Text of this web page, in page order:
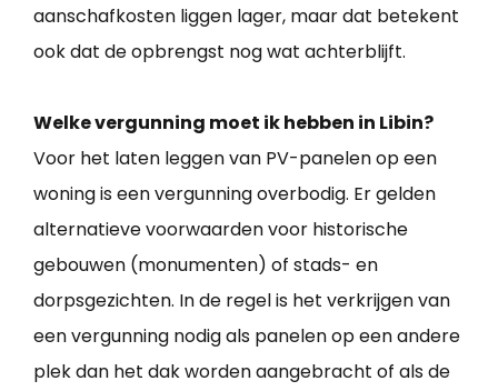
aanschafkosten liggen lager, maar dat betekent
ook dat de opbrengst nog wat achterblijft.
Welke vergunning moet ik hebben in Libin?
Voor het laten leggen van PV-panelen op een
woning is een vergunning overbodig. Er gelden
alternatieve voorwaarden voor historische
gebouwen (monumenten) of stads- en
dorpsgezichten. In de regel is het verkrijgen van
een vergunning nodig als panelen op een andere
plek dan het dak worden aangebracht of als de